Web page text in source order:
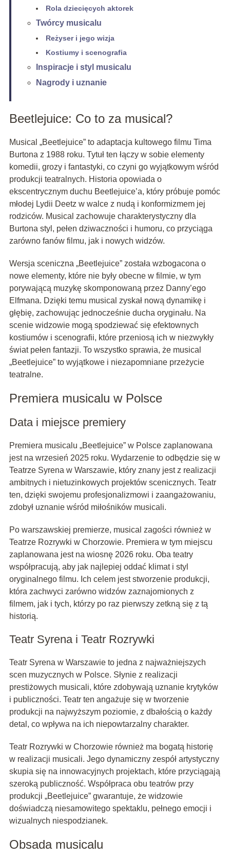
Rola dziecięcych aktorek
Twórcy musicalu
Reżyser i jego wizja
Kostiumy i scenografia
Inspiracje i styl musicalu
Nagrody i uznanie
Beetlejuice: Co to za musical?
Musical „Beetlejuice” to adaptacja kultowego filmu Tima
Burtona z 1988 roku. Tytuł ten łączy w sobie elementy
komedii, grozy i fantastyki, co czyni go wyjątkowym wśród
produkcji teatralnych. Historia opowiada o
ekscentrycznym duchu Beetlejuice’a, który próbuje pomóc
młodej Lydii Deetz w walce z nudą i konformizmem jej
rodziców. Musical zachowuje charakterystyczny dla
Burtona styl, pełen dziwaczności i humoru, co przyciąga
zarówno fanów filmu, jak i nowych widzów.
Wersja sceniczna „Beetlejuice” została wzbogacona o
nowe elementy, które nie były obecne w filmie, w tym
porywającą muzykę skomponowaną przez Danny’ego
Elfmana. Dzięki temu musical zyskał nową dynamikę i
głębię, zachowując jednocześnie ducha oryginału. Na
scenie widzowie mogą spodziewać się efektownych
kostiumów i scenografii, które przeniosą ich w niezwykły
świat pełen fantazji. To wszystko sprawia, że musical
„Beetlejuice” to wyjątkowe i niezapomniane przeżycie
teatralne.
Premiera musicalu w Polsce
Data i miejsce premiery
Premiera musicalu „Beetlejuice” w Polsce zaplanowana
jest na wrzesień 2025 roku. Wydarzenie to odbędzie się w
Teatrze Syrena w Warszawie, który znany jest z realizacji
ambitnych i nietuzinkowych projektów scenicznych. Teatr
ten, dzięki swojemu profesjonalizmowi i zaangażowaniu,
zdobył uznanie wśród miłośników musicali.
Po warszawskiej premierze, musical zagości również w
Teatrze Rozrywki w Chorzowie. Premiera w tym miejscu
zaplanowana jest na wiosnę 2026 roku. Oba teatry
współpracują, aby jak najlepiej oddać klimat i styl
oryginalnego filmu. Ich celem jest stworzenie produkcji,
która zachwyci zarówno widzów zaznajomionych z
filmem, jak i tych, którzy po raz pierwszy zetkną się z tą
historią.
Teatr Syrena i Teatr Rozrywki
Teatr Syrena w Warszawie to jedna z najważniejszych
scen muzycznych w Polsce. Słynie z realizacji
prestiżowych musicali, które zdobywają uznanie krytyków
i publiczności. Teatr ten angażuje się w tworzenie
produkcji na najwyższym poziomie, z dbałością o każdy
detal, co wpływa na ich niepowtarzalny charakter.
Teatr Rozrywki w Chorzowie również ma bogatą historię
w realizacji musicali. Jego dynamiczny zespół artystyczny
skupia się na innowacyjnych projektach, które przyciągają
szeroką publiczność. Współpraca obu teatrów przy
produkcji „Beetlejuice” gwarantuje, że widzowie
doświadczą niesamowitego spektaklu, pełnego emocji i
wizualnych niespodzianek.
Obsada musicalu